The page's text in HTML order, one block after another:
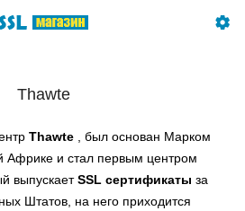
Thawte
Thawte , был основан Марком
и стал первым центром
выпускаетSSL сертификаты за
Штатов, на него приходится